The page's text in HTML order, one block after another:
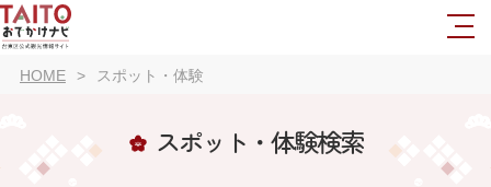
HOME スポット・体験
スポット・体験検索